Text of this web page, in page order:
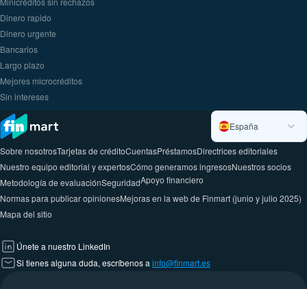
Dinero rapido
Dinero urgente
Вancarios
Largo plazo
Mejores microcréditos
Sin intereses
España
Sobre nosotrosTarjetas de créditoCuentasPréstamosDirectrices editoriales
Nuestro equipo editorial y expertosCómo generamos ingresosNuestros socios
Metodología de evaluaciónSeguridadApoyo financiero
Normas para publicar opinionesMejoras en la web de Finmart (junio y julio 2025)
Mapa del sitio
Únete a nuestro LinkedIn
Si tienes alguna duda, escríbenos a info@finmart.es